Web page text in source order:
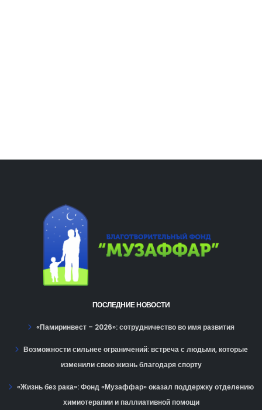
ПОСЛЕДНИЕ НОВОСТИ
«Памиринвест – 2026»: сотрудничество во имя развития
Возможности сильнее ограничений: встреча с людьми, которые
изменили свою жизнь благодаря спорту
«Жизнь без рака»: Фонд «Музаффар» оказал поддержку отделению
химиотерапии и паллиативной помощи